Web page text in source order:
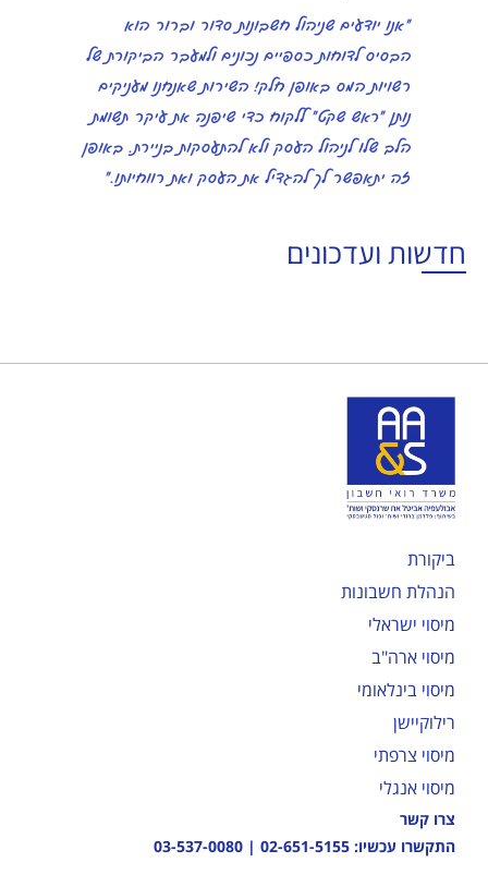
"אנו יודעים שניהול חשבונות סדור וברור הוא
הבסיס לדוחות כספיים נכונים ולמעבר הביקורת של
רשויות המס באופן חלק! השירות שאנחנו מעניקים
נותן "ראש שקט" ללקוח כדי שיפנה את עיקר תשומת
הלב שלו לניהול העסק ולא להתעסקות בניירת. באופן
זה יתאפשר לך להגדיל את העסק ואת רווחיותו."
חדשות ועדכונים
ביקורת
הנהלת חשבונות
מיסוי ישראלי
מיסוי ארה"ב
מיסוי בינלאומי
רילוקיישן
מיסוי צרפתי
מיסוי אנגלי
צרו קשר
התקשרו עכשיו: 02-651-5155
|
03-537-0080